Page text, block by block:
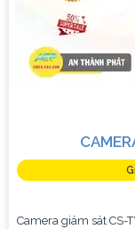
Camera giám sát